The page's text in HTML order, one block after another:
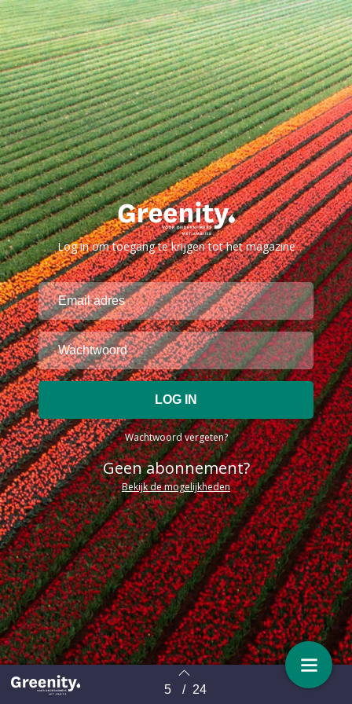
Terug naar overzicht 5 / 24
Log in om toegang te krijgen tot het magazine
Wachtwoord vergeten?
Geen abonnement?
Bekijk de mogelijkheden